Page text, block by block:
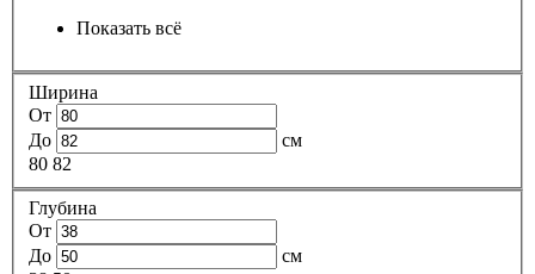
Показать всё
Ширина
От
До
см
80 82
Глубина
От
До
см